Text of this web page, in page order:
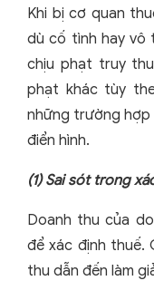
Khi bị cơ quan
dù cố tình hay vô
chịu phạt truy thu
phạt khác tùy
những trường hợp
điển hình.
(1) Sai sót trong
Doanh thu của
để xác định thuế.
thu dẫn đến làm